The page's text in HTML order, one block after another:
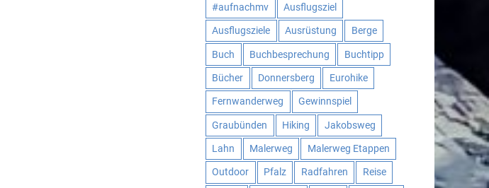
#aufnachmv Ausflugsziel
Ausflugsziele Ausrüstung Berge
Buch Buchbesprechung Buchtipp
Bücher Donnersberg Eurohike
Fernwanderweg Gewinnspiel
Graubünden Hiking Jakobsweg
Lahn Malerweg Malerweg Etappen
Outdoor Pfalz Radfahren Reise